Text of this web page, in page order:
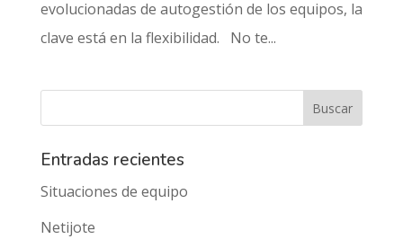
evolucionadas de autogestión de los equipos, la
clave está en la flexibilidad. No te...
Entradas recientes
Situaciones de equipo
Netijote